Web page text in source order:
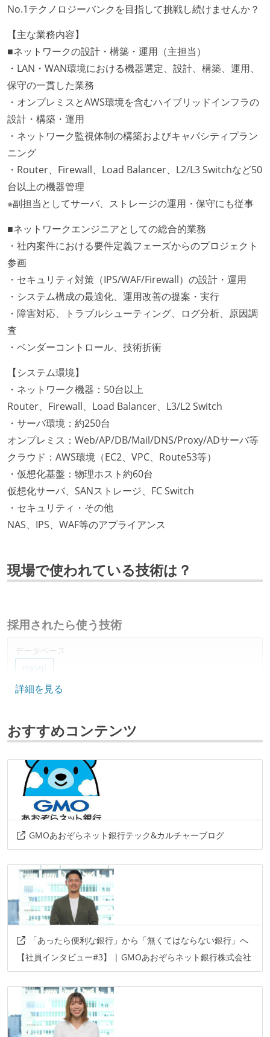
No.1テクノロジーバンクを目指して挑戦し続けませんか？
【主な業務内容】
■ネットワークの設計・構築・運用（主担当）
・LAN・WAN環境における機器選定、設計、構築、運用、
保守の一貫した業務
・オンプレミスとAWS環境を含むハイブリッドインフラの
設計・構築・運用
・ネットワーク監視体制の構築およびキャパシティプラン
ニング
・Router、Firewall、Load Balancer、L2/L3 Switchなど50
台以上の機器管理
※副担当としてサーバ、ストレージの運用・保守にも従事
■ネットワークエンジニアとしての総合的業務
・社内案件における要件定義フェーズからのプロジェクト
参画
・セキュリティ対策（IPS/WAF/Firewall）の設計・運用
・システム構成の最適化、運用改善の提案・実行
・障害対応、トラブルシューティング、ログ分析、原因調
査
・ベンダーコントロール、技術折衝
【システム環境】
・ネットワーク機器：50台以上
Router、Firewall、Load Balancer、L3/L2 Switch
・サーバ環境：約250台
オンプレミス：Web/AP/DB/Mail/DNS/Proxy/ADサーバ等
クラウド：AWS環境（EC2、VPC、Route53等）
・仮想化基盤：物理ホスト約60台
仮想化サーバ、SANストレージ、FC Switch
・セキュリティ・その他
NAS、IPS、WAF等のアプライアンス
現場で使われている技術は？
採用されたら使う技術
データベース
mysql
ソースコード管理
その他
teams
amazon-web-service
terraform
linux
その他、現場で使われている技術
言語
その他
springboot
詳細を見る
おすすめコンテンツ
GMOあおぞらネット銀行テック&カルチャーブログ
「あったら便利な銀行」から「無くてはならない銀行」へ
【社員インタビュー#3】 | GMOあおぞらネット銀行株式会社